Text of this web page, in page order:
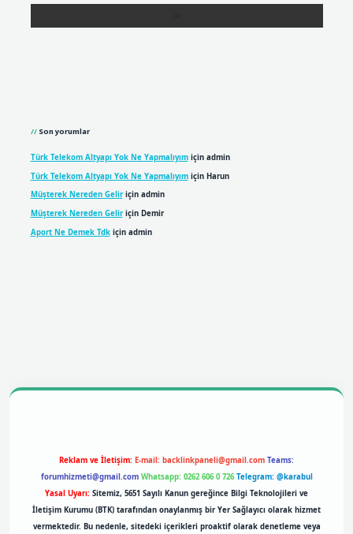
Son yorumlar
Türk Telekom Altyapı Yok Ne Yapmalıyımiçin admin
Türk Telekom Altyapı Yok Ne Yapmalıyımiçin Harun
Müşterek Nereden Geliriçin admin
Müşterek Nereden Geliriçin Demir
Aport Ne Demek Tdkiçin admin
Reklam ve İletişim: E-mail: backlinkpaneli@gmail.com Teams:
forumhizmeti@gmail.com Whatsapp: 0262 606 0 726 Telegram: @karabul
Yasal Uyarı: Sitemiz, 5651 Sayılı Kanun gereğince Bilgi Teknolojileri ve
İletişim Kurumu (BTK) tarafından onaylanmış bir Yer Sağlayıcı olarak hizmet
vermektedir. Bu nedenle, sitedeki içerikleri proaktif olarak denetleme veya